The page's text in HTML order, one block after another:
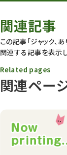
動物園
動物園長のZooコラ
動物園その他
植物園長の庭
関連記事
この記事「ジャック、
関連する記事を表示し
関連ペー
Related pages